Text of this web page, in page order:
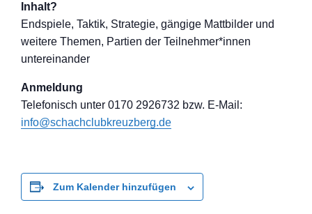
Inhalt?
Endspiele, Taktik, Strategie, gängige Mattbilder und
weitere Themen, Partien der Teilnehmer*innen
untereinander
Anmeldung
Telefonisch unter 0170 2926732 bzw. E-Mail:
info@schachclubkreuzberg.de
Zum Kalender hinzufügen